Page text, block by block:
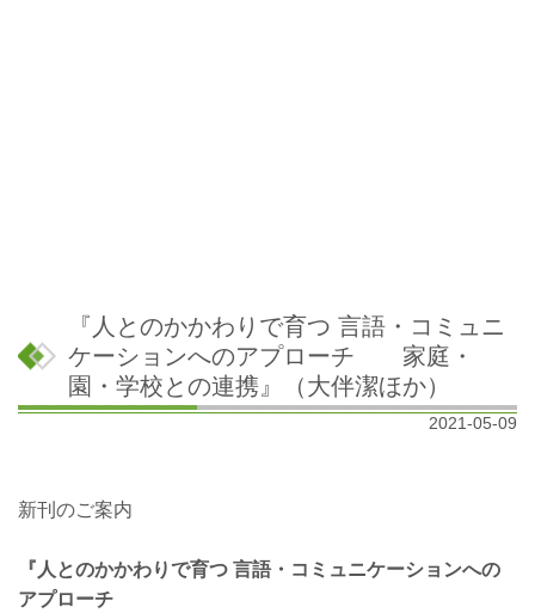
『人とのかかわりで育つ 言語・コミュニ
ケーションへのアプローチ 家庭・
園・学校との連携』（大伴潔ほか）
2021-05-09
新刊のご案内
『人とのかかわりで育つ 言語・コミュニケーションへの
アプローチ